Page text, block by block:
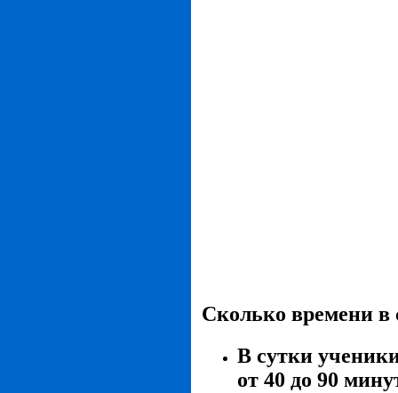
Сколько времени в
В сутки
от 40 до 90